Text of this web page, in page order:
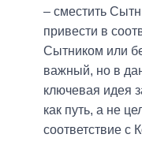
– сместить
привести в
Сытником или
важный, но в
ключевая идея
как путь, а не
соответствие с